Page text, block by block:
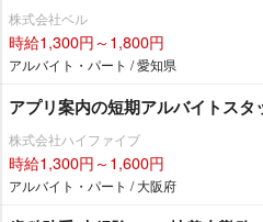
株式会社ベル
時給1,300円～1,800円
アルバイト・パート / 愛知県
アプリ案内の短期アルバイトスタ
株式会社ハイファイブ
時給1,300円～1,600円
アルバイト・パート / 大阪府